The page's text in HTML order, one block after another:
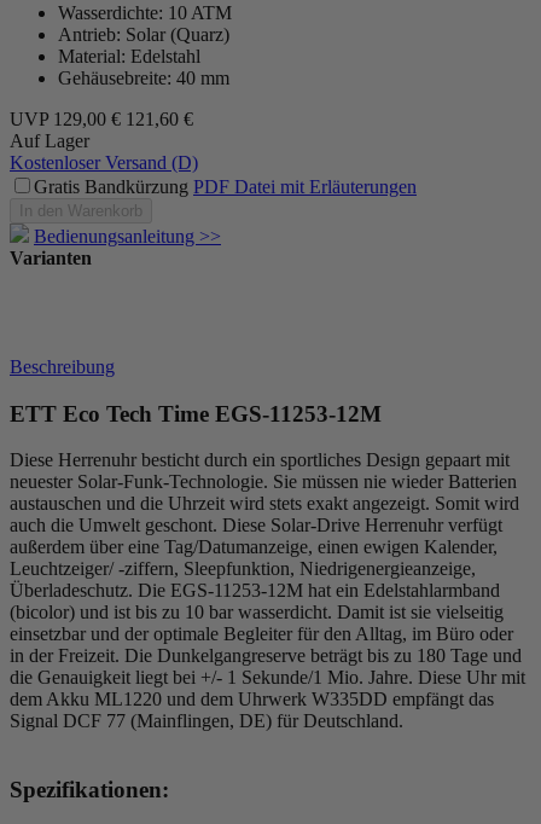
Wasserdichte: 10 ATM
Antrieb: Solar (Quarz)
Material: Edelstahl
Gehäusebreite: 40 mm
UVP 129,00 € 121,60 €
Auf Lager
Kostenloser Versand (D)
Gratis Bandkürzung PDF Datei mit Erläuterungen
In den Warenkorb
Bedienungsanleitung >>
Varianten
Beschreibung
ETT Eco Tech Time EGS-11253-12M
Diese Herrenuhr besticht durch ein sportliches Design gepaart mit
neuester Solar-Funk-Technologie. Sie müssen nie wieder Batterien
austauschen und die Uhrzeit wird stets exakt angezeigt. Somit wird
auch die Umwelt geschont. Diese Solar-Drive Herrenuhr verfügt
außerdem über eine Tag/Datumanzeige, einen ewigen Kalender,
Leuchtzeiger/ -ziffern, Sleepfunktion, Niedrigenergieanzeige,
Überladeschutz. Die EGS-11253-12M hat ein Edelstahlarmband
(bicolor) und ist bis zu 10 bar wasserdicht. Damit ist sie vielseitig
einsetzbar und der optimale Begleiter für den Alltag, im Büro oder
in der Freizeit. Die Dunkelgangreserve beträgt bis zu 180 Tage und
die Genauigkeit liegt bei +/- 1 Sekunde/1 Mio. Jahre. Diese Uhr mit
dem Akku ML1220 und dem Uhrwerk W335DD empfängt das
Signal DCF 77 (Mainflingen, DE) für Deutschland.
Spezifikationen: